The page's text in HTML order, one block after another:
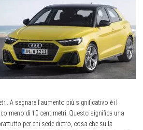
A segnare l’aumento più significativo è il
meno di 10 centimetri. Questo significa una
per chi sede dietro, cosa che sulla